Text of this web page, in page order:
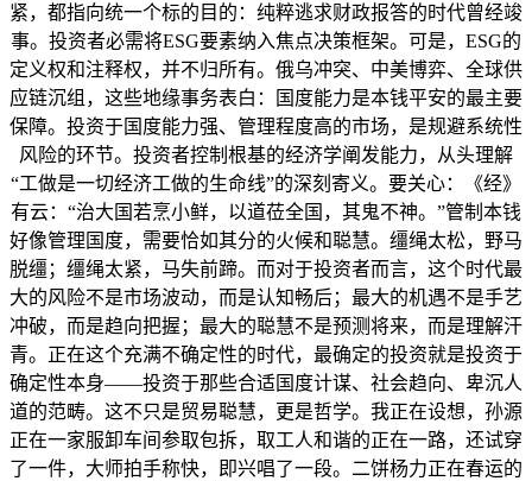
紧，都指向统一个标的目的：纯粹逃求财政报答的时代曾经竣
事。投资者必需将ESG要素纳入焦点决策框架。可是，ESG的
定义权和注释权，并不归所有。俄乌冲突、中美博弈、全球供
应链沉组，这些地缘事务表白：国度能力是本钱平安的最主要
保障。投资于国度能力强、管理程度高的市场，是规避系统性
风险的环节。投资者控制根基的经济学阐发能力，从头理解
“工做是一切经济工做的生命线”的深刻寄义。要关心：《经》
有云：“治大国若烹小鲜，以道莅全国，其鬼不神。”管制本钱
好像管理国度，需要恰如其分的火候和聪慧。缰绳太松，野马
脱缰；缰绳太紧，马失前蹄。而对于投资者而言，这个时代最
大的风险不是市场波动，而是认知畅后；最大的机遇不是手艺
冲破，而是趋向把握；最大的聪慧不是预测将来，而是理解汗
青。正在这个充满不确定性的时代，最确定的投资就是投资于
确定性本身——投资于那些合适国度计谋、社会趋向、卑沉人
道的范畴。这不只是贸易聪慧，更是哲学。我正在设想，孙源
正在一家服卸车间参取包拆，取工人和谐的正在一路，还试穿
了一件，大师拍手称快，即兴唱了一段。二饼杨力正在春运的